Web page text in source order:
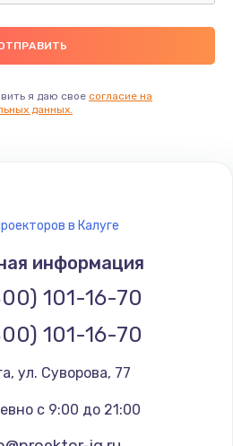
я даю свое согласие на
данных.
в Калуге
информация
101-16-70
101-16-70
, ул. Суворова, 77
с 9:00 до 21:00